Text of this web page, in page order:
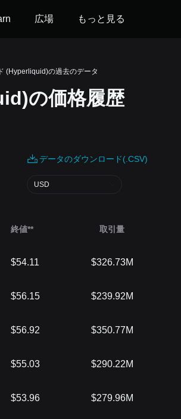
広場 もっと見る
(Hyperliquid)の過去のデータ
の価格履歴
データのダウンロード(.CSV)
USD
終値** 取引量
$54.11 $326.73M
$56.15 $239.92M
$56.92 $350.77M
$55.03 $290.22M
$53.96 $279.96M